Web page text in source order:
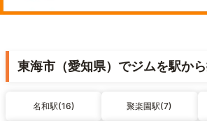
東海市（愛知県）でジムを駅か
名和駅(16) 聚楽園駅(7)